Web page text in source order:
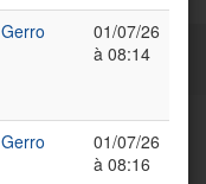
Gerro
01/07/26
à 08:14
Gerro
01/07/26
à 08:16